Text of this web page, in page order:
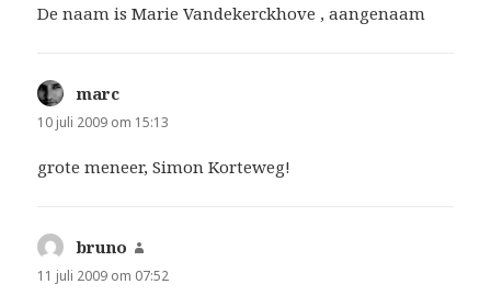
De naam is Marie Vandekerckhove , aangenaam
marc
10 juli 2009 om 15:13
grote meneer, Simon Korteweg!
bruno
11 juli 2009 om 07:52